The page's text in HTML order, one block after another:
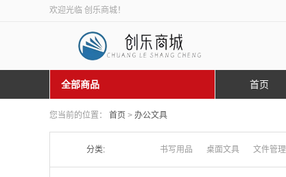
欢迎光临 创乐商城！
全部商品 首页
您当前的位置： 首页 > 办公文具
分类: 书写用品 桌面文具 文件管理